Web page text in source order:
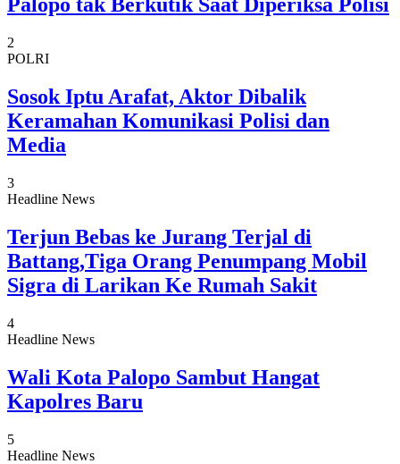
Palopo tak Berkutik Saat Diperiksa Polisi
2
POLRI
Sosok Iptu Arafat, Aktor Dibalik
Keramahan Komunikasi Polisi dan
Media
3
Headline News
Terjun Bebas ke Jurang Terjal di
Battang,Tiga Orang Penumpang Mobil
Sigra di Larikan Ke Rumah Sakit
4
Headline News
Wali Kota Palopo Sambut Hangat
Kapolres Baru
5
Headline News